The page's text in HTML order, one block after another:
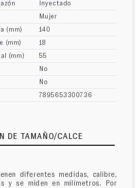
Inyectado
Mujer
(mm)
140
(mm)
18
(mm)
55
No
No
7895653300736
DE TAMAÑO/CALCE
diferentes medidas, calibre,
y se miden en milímetros. Por